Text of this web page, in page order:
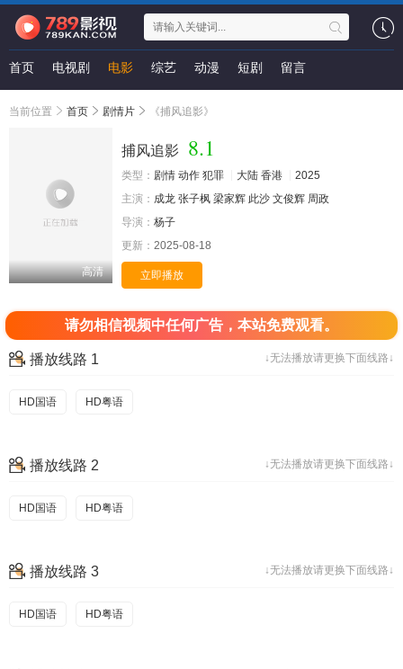
首页 电视剧 电影 综艺 动漫 短剧 留言
当前位置 首页 剧情片 《捕风追影》
高清
捕风追影 8.1
类型： 剧情 动作 犯罪 大陆 香港
2025
主演： 成龙 张子枫 梁家辉 此沙 文俊辉 周政
导演： 杨子
更新： 2025-08-18
立即播放
请勿相信视频中任何广告，本站免费观看。
↓无法播放请更换下面线路↓
播放线路 1
HD国语 HD粤语
↓无法播放请更换下面线路↓
播放线路 2
HD国语 HD粤语
↓无法播放请更换下面线路↓
播放线路 3
HD国语 HD粤语